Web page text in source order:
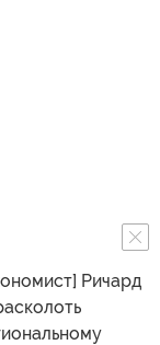
Ричард